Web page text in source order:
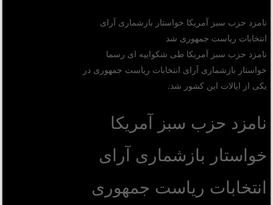
نامزد حزب سبز آمریکا خواستار بازشماری آرای
انتخابات ریاست جمهوری شد
نامزد حزب سبز آمریکا طی شکواییه ای رسما
خواستار بازشماری آرای انتخابات ریاست جمهوری در
یکی از ایالات این کشور شد.
نامزد حزب سبز آمریکا
خواستار بازشماری آرای
انتخابات ریاست جمهوری